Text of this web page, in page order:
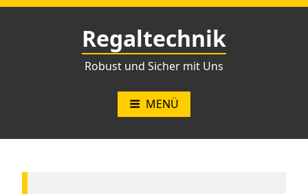
Zum
Regaltechnik
Robust und Sicher mit Uns
MENÜ